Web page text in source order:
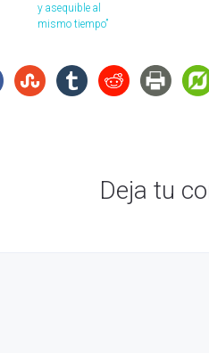
y asequible al
mismo tiempo”
Deja tu